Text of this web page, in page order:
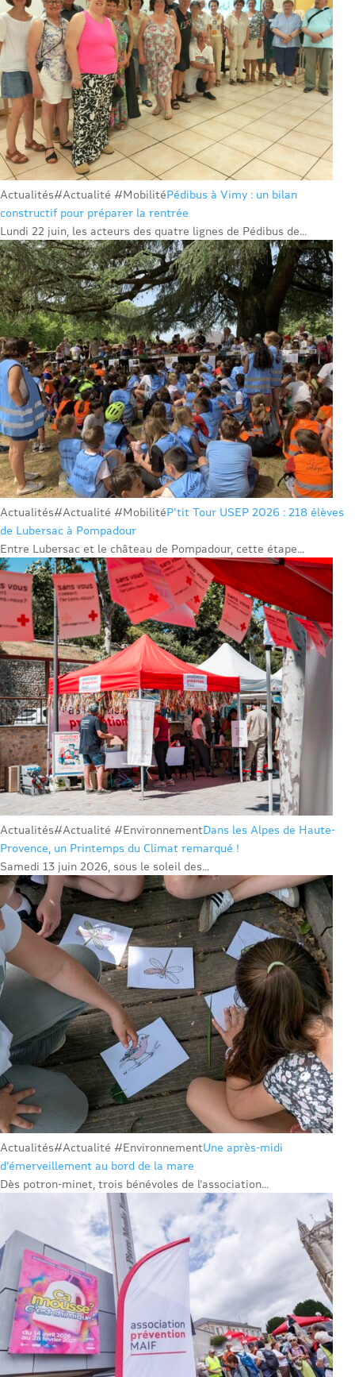
Actualités#Actualité #MobilitéPédibus à Vimy : un bilan
constructif pour préparer la rentrée
Lundi 22 juin, les acteurs des quatre lignes de Pédibus de...
Actualités#Actualité #MobilitéP’tit Tour USEP 2026 : 218 élèves
de Lubersac à Pompadour
Entre Lubersac et le château de Pompadour, cette étape...
Actualités#Actualité #EnvironnementDans les Alpes de Haute-
Provence, un Printemps du Climat remarqué !
Samedi 13 juin 2026, sous le soleil des...
Actualités#Actualité #EnvironnementUne après-midi
d’émerveillement au bord de la mare
Dès potron-minet, trois bénévoles de l’association...